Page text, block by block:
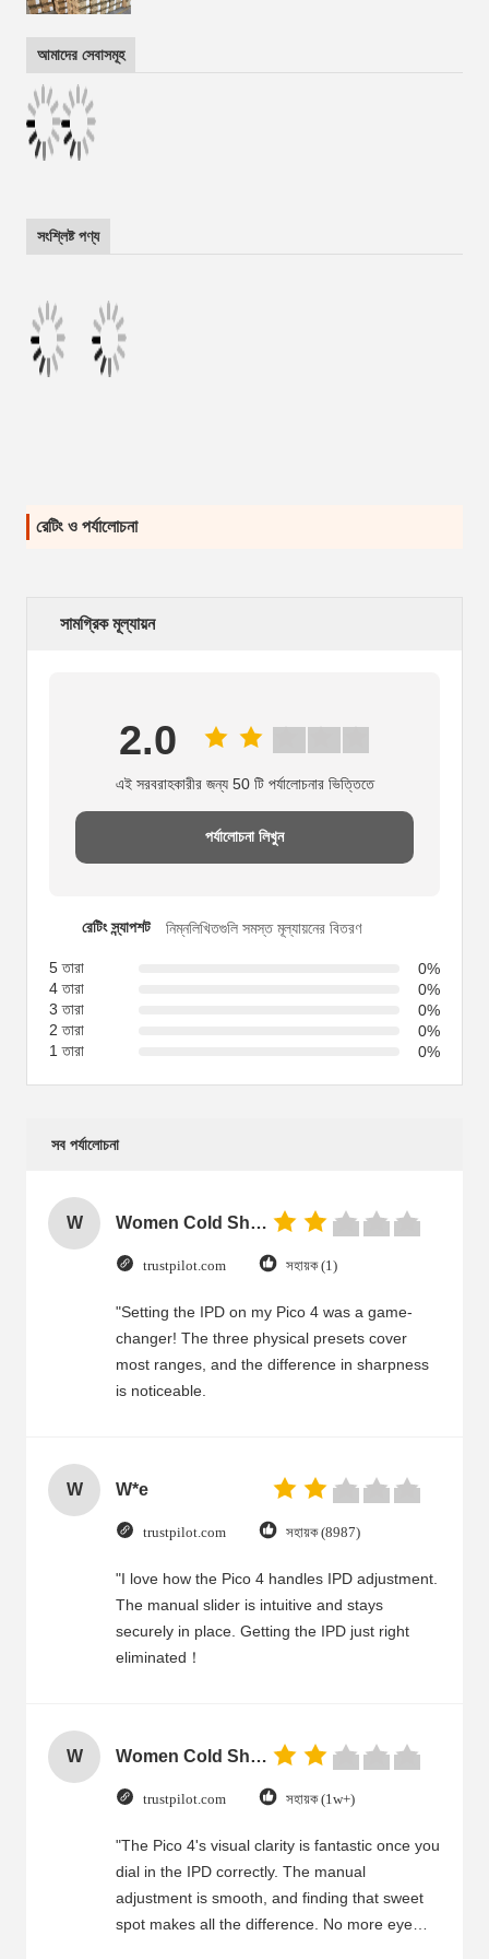
আমাদের সেবাসমূহ
সংশ্লিষ্ট পণ্য
রেটিং ও পর্যালোচনা
সামগ্রিক মূল্যায়ন
2.0
এই সরবরাহকারীর জন্য 50 টি পর্যালোচনার ভিত্তিতে
পর্যালোচনা লিখুন
রেটিং স্ন্যাপশট নিম্নলিখিতগুলি সমস্ত মূল্যায়নের বিতরণ
5 তারা
0%
4 তারা
0%
3 তারা
0%
2 তারা
0%
1 তারা
0%
সব পর্যালোচনা
W Women Cold Shoulder V Neck Rayon Blouse
trustpilot.com সহায়ক (1)
"Setting the IPD on my Pico 4 was a game-
changer! The three physical presets cover
most ranges, and the difference in sharpness
is noticeable.
W W*e
trustpilot.com সহায়ক (8987)
"I love how the Pico 4 handles IPD adjustment.
The manual slider is intuitive and stays
securely in place. Getting the IPD just right
eliminated！
W Women Cold Shoulder V Neck Rayon Blouse
trustpilot.com সহায়ক (1w+)
"The Pico 4's visual clarity is fantastic once you
dial in the IPD correctly. The manual
adjustment is smooth, and finding that sweet
spot makes all the difference. No more eye